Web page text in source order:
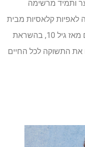
שיער ותמיד מרשימה
לאפיות קלאסיות מבית
הספר הישן והיא מקציפה פינוקים טעימים מאז גיל 10, בהשראת
את התשוקה לכל החיים